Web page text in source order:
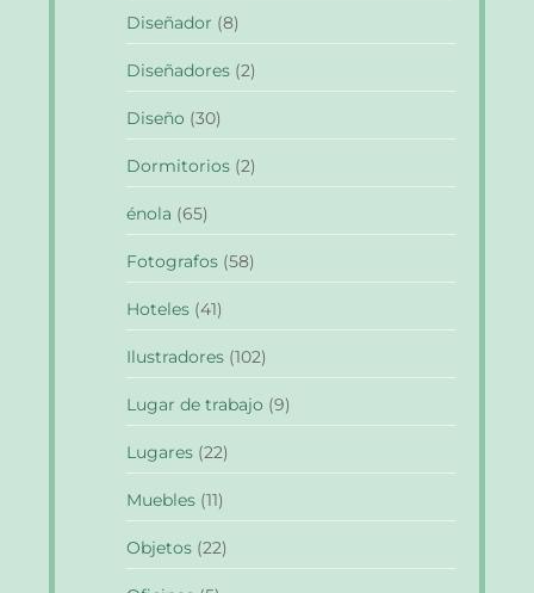
Diseñador (8)
Diseñadores (2)
Diseño (30)
Dormitorios (2)
énola (65)
Fotografos (58)
Hoteles (41)
Ilustradores (102)
Lugar de trabajo (9)
Lugares (22)
Muebles (11)
Objetos (22)